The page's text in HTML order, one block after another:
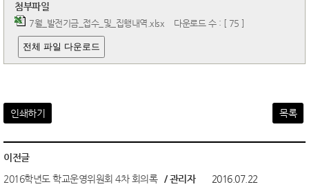
첨부파일
7월_발전기금_접수_및_집행내역.xlsx 다운로드 수 : [ 75 ]
전체 파일 다운로드
인쇄하기 목록
이전글
2016학년도 학교운영위원회 4차 회의록
/ 관리자 2016.07.22